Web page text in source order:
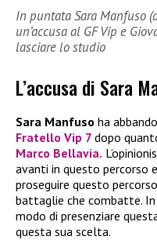
In puntata Sara Manfuso
un’accusa al GF Vip e
lasciare lo studio
L’accusa di Sara
Sara Manfuso ha
Fratello Vip 7 dopo
Marco Bellavia.
avanti in questo percorso
proseguire questo
battaglie che combatte.
modo di presenziare
questa sua scelta.